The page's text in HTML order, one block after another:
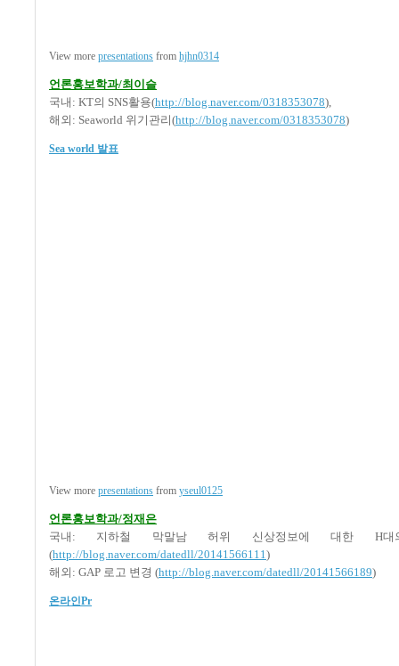
View more presentations from hjhn0314
언론홍보학과/최이슬
국내: KT의 SNS활용(http://blog.naver.com/0318353078),
해외: Seaworld 위기관리(http://blog.naver.com/0318353078)
Sea world 발표
View more presentations from yseul0125
언론홍보학과/정재은
국내: 지하철 막말남 허위 신상정보에 대한 H
(http://blog.naver.com/datedll/20141566111)
해외: GAP 로고 변경 (http://blog.naver.com/datedll/20141566189)
온라인Pr